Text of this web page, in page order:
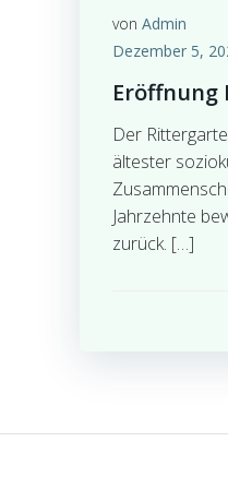
von Admin
Dezember 5,
Der
ältester
Jahrzehnte
zurück. […]